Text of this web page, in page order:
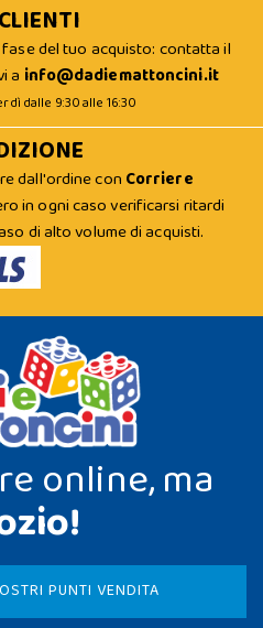
del tuo acquisto: contatta il
a info@dadiemattoncini.it
dalle 9:30 alle 16:30
dall'ordine con Corriere
in ogni caso verificarsi ritardi
di alto volume di acquisti.
online, ma
PUNTI VENDITA